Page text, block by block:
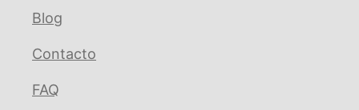
Blog
Contacto
FAQ